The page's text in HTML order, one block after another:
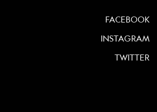
FACEBOOK
INSTAGRAM
TWITTER